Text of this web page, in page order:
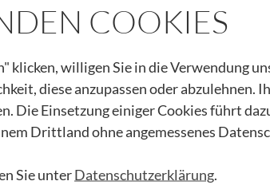
Vielen Dank!
Arbeit:
COOKIES
klicken, willigen Sie in die Verwendung
diese anzupassen oder abzulehnen.
Die Einsetzung einiger Cookies führt
Drittland ohne angemessenes
Sie unterDatenschutzerklärung